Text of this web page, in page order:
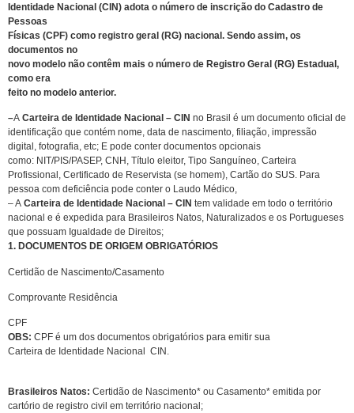
Identidade Nacional (CIN) adota o número de inscrição do Cadastro de
Pessoas
Físicas (CPF) como registro geral (RG) nacional. Sendo assim, os
documentos no
novo modelo não contêm mais o número de Registro Geral (RG) Estadual,
como era
feito no modelo anterior.
–A Carteira de Identidade Nacional – CIN no Brasil é um documento oficial de
identificação que contém nome, data de nascimento, filiação, impressão
digital, fotografia, etc; E pode conter documentos opcionais
como: NIT/PIS/PASEP, CNH, Título eleitor, Tipo Sanguíneo, Carteira
Profissional, Certificado de Reservista (se homem), Cartão do SUS. Para
pessoa com deficiência pode conter o Laudo Médico,
– A Carteira de Identidade Nacional – CIN tem validade em todo o território
nacional e é expedida para Brasileiros Natos, Naturalizados e os Portugueses
que possuam Igualdade de Direitos;
1. DOCUMENTOS DE ORIGEM OBRIGATÓRIOS
Certidão de Nascimento/Casamento
Comprovante Residência
CPF
OBS: CPF é um dos documentos obrigatórios para emitir sua
Carteira de Identidade Nacional  CIN.
Brasileiros Natos: Certidão de Nascimento* ou Casamento* emitida por
cartório de registro civil em território nacional;